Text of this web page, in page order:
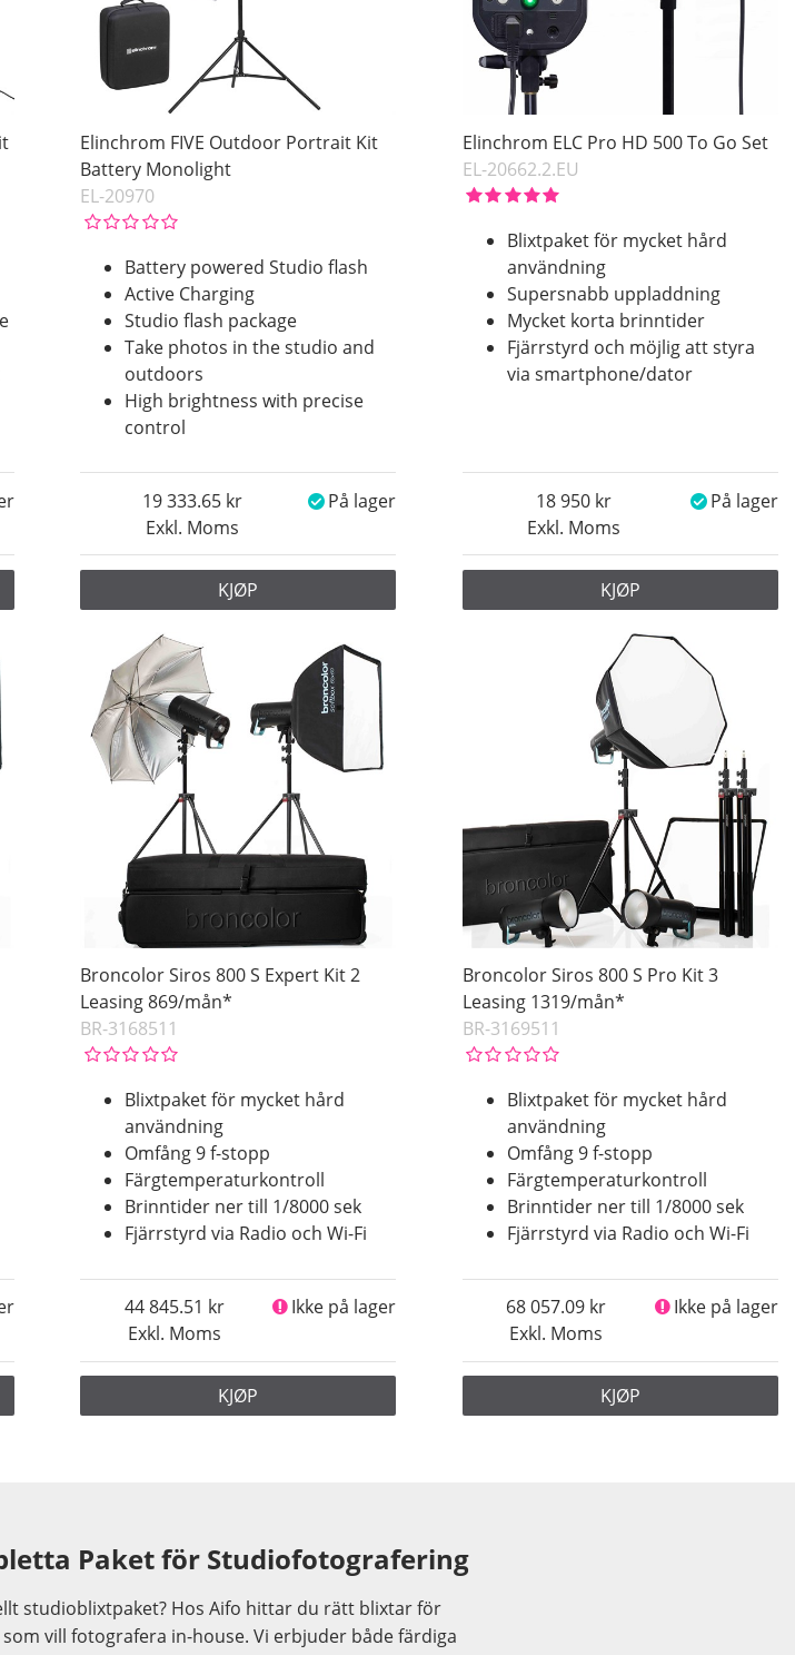
Elinchrom FIVE Outdoor Portrait Kit
Battery Monolight
EL-20970
Battery powered Studio flash
Active Charging
Studio flash package
Take photos in the studio and
outdoors
High brightness with precise
control
Exkl. Moms
19 333.65 På lager
KJØP
Elinchrom ELC Pro HD 500 To Go Set
EL-20662.2.EU
Blixtpaket för mycket hård
användning
Supersnabb uppladdning
Mycket korta brinntider
Fjärrstyrd och möjlig att styra
via smartphone/dator
Exkl. Moms
18 950 På lager
KJØP
Broncolor Siros 800 S Expert Kit 2
Leasing 869/mån*
BR-3168511
Blixtpaket för mycket hård
användning
Omfång 9 f-stopp
Färgtemperaturkontroll
Brinntider ner till 1/8000 sek
Fjärrstyrd via Radio och Wi-Fi
Exkl. Moms
44 845.51 Ikke på lager
KJØP
Broncolor Siros 800 S Pro Kit 3
Leasing 1319/mån*
BR-3169511
Blixtpaket för mycket hård
användning
Omfång 9 f-stopp
Färgtemperaturkontroll
Brinntider ner till 1/8000 sek
Fjärrstyrd via Radio och Wi-Fi
Exkl. Moms
68 057.09 Ikke på lager
KJØP
Paket för Studiofotografering
studioblixtpaket? Hos Aifo hittar du rätt blixtar för
vill fotografera in-house. Vi erbjuder både färdiga